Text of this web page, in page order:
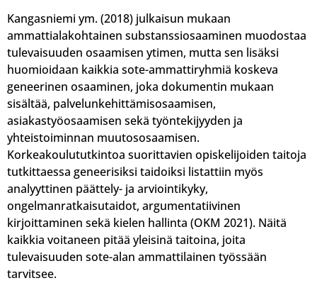
Kangasniemi ym. (2018) julkaisun mukaan
ammattialakohtainen substanssiosaaminen muodostaa
tulevaisuuden osaamisen ytimen, mutta sen lisäksi
huomioidaan kaikkia sote-ammattiryhmiä koskeva
geneerinen osaaminen, joka dokumentin mukaan
sisältää, palvelunkehittämisosaamisen,
asiakastyöosaamisen sekä työntekijyyden ja
yhteistoiminnan muutososaamisen.
Korkeakoulututkintoa suorittavien opiskelijoiden taitoja
tutkittaessa geneerisiksi taidoiksi listattiin myös
analyyttinen päättely- ja arviointikyky,
ongelmanratkaisutaidot, argumentatiivinen
kirjoittaminen sekä kielen hallinta (OKM 2021). Näitä
kaikkia voitaneen pitää yleisinä taitoina, joita
tulevaisuuden sote-alan ammattilainen työssään
tarvitsee.